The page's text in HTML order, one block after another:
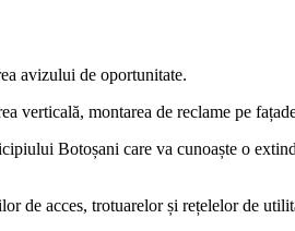
avizului de oportunitate.
verticală, montarea de reclame pe
Botoșani care va cunoaște o
de acces, trotuarelor și rețelelor de